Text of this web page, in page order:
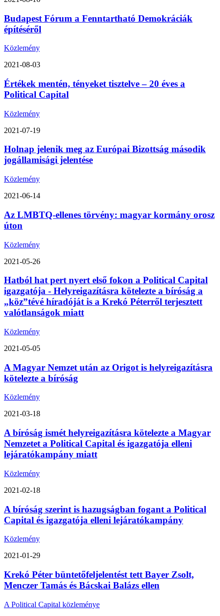
Budapest Fórum a Fenntartható Demokráciák
építéséről
Közlemény
2021-08-03
Értékek mentén, tényeket tisztelve – 20 éves a
Political Capital
Közlemény
2021-07-19
Holnap jelenik meg az Európai Bizottság második
jogállamisági jelentése
Közlemény
2021-06-14
Az LMBTQ-ellenes törvény: magyar kormány orosz
úton
Közlemény
2021-05-26
Hatból hat pert nyert első fokon a Political Capital
igazgatója - Helyreigazításra kötelezte a bíróság a
„köz”tévé híradóját is a Krekó Péterről terjesztett
valótlanságok miatt
Közlemény
2021-05-05
A Magyar Nemzet után az Origot is helyreigazításra
kötelezte a bíróság
Közlemény
2021-03-18
A bíróság ismét helyreigazításra kötelezte a Magyar
Nemzetet a Political Capital és igazgatója elleni
lejáratókampány miatt
Közlemény
2021-02-18
A bíróság szerint is hazugságban fogant a Political
Capital és igazgatója elleni lejáratókampány
Közlemény
2021-01-29
Krekó Péter büntetőfeljelentést tett Bayer Zsolt,
Menczer Tamás és Bácskai Balázs ellen
A Political Capital közleménye